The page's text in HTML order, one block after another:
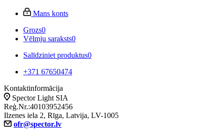
Mans konts
Grozs0
Vēlmju saraksts0
Salīdziniet produktus0
+371 67650474
Kontaktinformācija
Spector Light SIA
Reģ.Nr.:40103952456
Ilzenes iela 2, Rīga, Latvija, LV-1005
ofr@spector.lv